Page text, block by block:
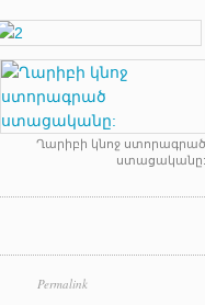
Ղարիբի կնոջ ստորագրած
ստացականը:
Permalink